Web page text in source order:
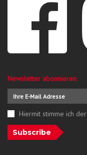
Newsletter abonnieren
Hiermit stimme ich der
Subscribe